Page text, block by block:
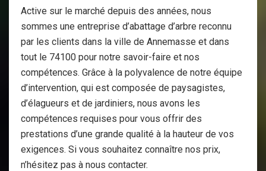
Active sur le marché depuis des années, nous
sommes une entreprise d’abattage d’arbre reconnu
par les clients dans la ville de Annemasse et dans
tout le 74100 pour notre savoir-faire et nos
compétences. Grâce à la polyvalence de notre équipe
d’intervention, qui est composée de paysagistes,
d’élagueurs et de jardiniers, nous avons les
compétences requises pour vous offrir des
prestations d’une grande qualité à la hauteur de vos
exigences. Si vous souhaitez connaître nos prix,
n’hésitez pas à nous contacter.